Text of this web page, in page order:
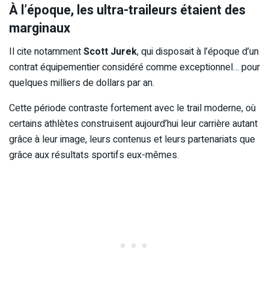
À l’époque, les ultra-traileurs étaient des
marginaux
Il cite notammentScott Jurek, qui disposait à l’époque d’un
contrat équipementier considéré comme exceptionnel… pour
quelques milliers de dollars par an.
Cette période contraste fortement avec le trail moderne, où
certains athlètes construisent aujourd’hui leur carrière autant
grâce à leur image, leurs contenus et leurs partenariats que
grâce aux résultats sportifs eux-mêmes.